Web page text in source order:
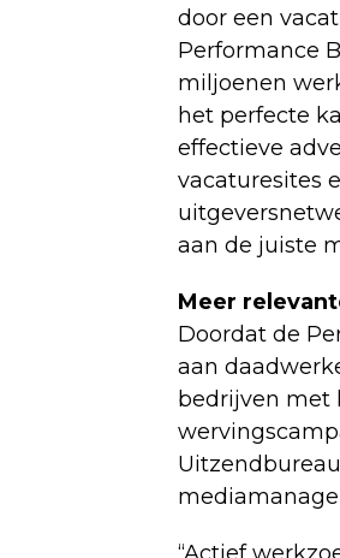
door een
Performance
miljoenen
het perfecte
effectieve
vacaturesites
aan de juiste
Meer
Doordat de
aan
bedrijven met